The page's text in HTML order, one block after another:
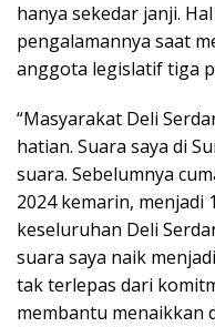
hanya sekedar janji.
pengalamannya saat
anggota legislatif tiga
“Masyarakat Deli
hatian. Suara saya di
suara. Sebelumnya
2024 kemarin, menjadi
keseluruhan Deli
suara saya naik
tak terlepas dari
membantu menaikkan